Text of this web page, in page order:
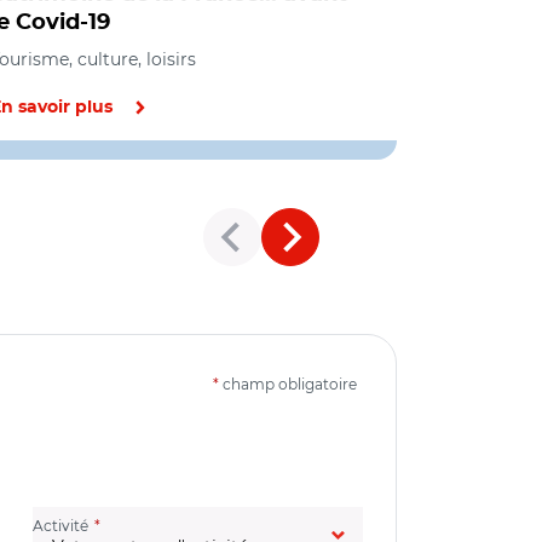
Covid-19
culture, loisirs
savoir plus
* champ obligatoire
Activité (champ obligatoire)